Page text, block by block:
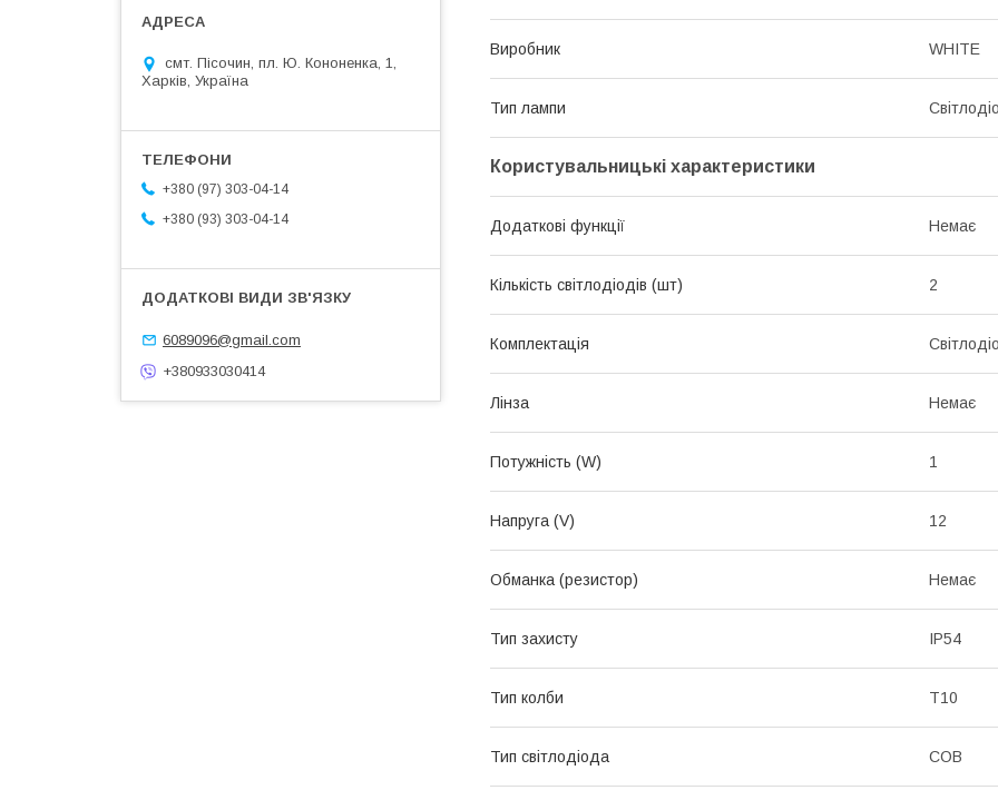
Виробник WHITE
Тип лампи
Користувальницькі характеристики
Додаткові функції Немає
Кількість світлодіодів (шт) 2
Комплектація
Лінза Немає
Потужність (W) 1
Напруга (V) 12
Обманка (резистор) Немає
Тип захисту IP54
Тип колби T10
Тип світлодіода COB
смт. Пісочин, пл. Ю. Кононенка, 1,
Харків, Україна
+380 (97) 303-04-14
+380 (93) 303-04-14
6089096@gmail.com
+380933030414